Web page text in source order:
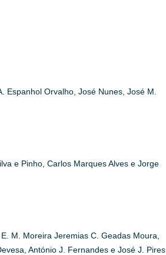
Espanhol Orvalho, José Nunes, José M.
e Pinho, Carlos Marques Alves e Jorge
M. Moreira Jeremias C. Geadas Moura,
António J. Fernandes e José J. Pires